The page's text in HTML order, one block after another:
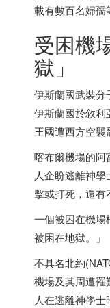
載有數百名婦孺
受困機
獄」
伊斯蘭國武裝分
伊斯蘭國於敘利
王國遭西方空襲
喀布爾機場的阿
人企盼逃離神
擊或打死，還有
一個被困在機場
被困在地獄。」
不具名北約
機場及其周遭罹
人在逃離神學士